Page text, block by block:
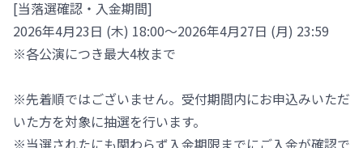
[当落選確認・入金期間]
2026年4月23日 (木) 18:00～2026年4月27日 (月) 23:59
※各公演につき最大4枚まで
※先着順ではございません。受付期間内にお申込みいただ
いた方を対象に抽選を行います。
※当選されたにも関わらず入金期限までにご入金が確認で